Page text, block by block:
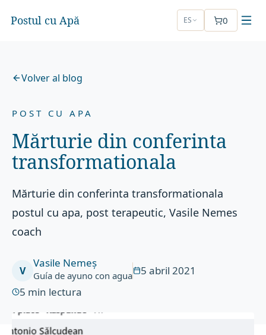
Postul cu Apă ES 0
Volver al blog
POST CU APA
Mărturie din conferinta
transformationala
Mărturie din conferinta transformationala
postul cu apa, post terapeutic, Vasile Nemes
coach
V
Vasile Nemeș
Guía de ayuno con agua
5 abril 2021
5 min lectura